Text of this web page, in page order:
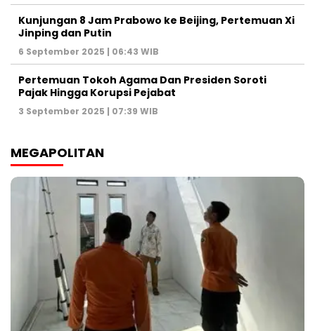
Kunjungan 8 Jam Prabowo ke Beijing, Pertemuan Xi
Jinping dan Putin
6 September 2025 | 06:43 WIB
Pertemuan Tokoh Agama Dan Presiden Soroti
Pajak Hingga Korupsi Pejabat
3 September 2025 | 07:39 WIB
MEGAPOLITAN